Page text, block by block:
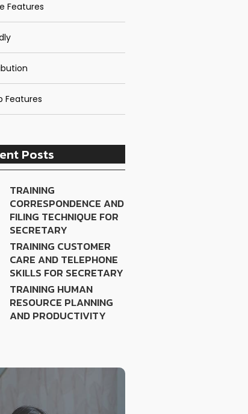
Features
Features
Posts
TRAINING
CORRESPONDENCE AND
FILING TECHNIQUE FOR
SECRETARY
TRAINING CUSTOMER
CARE AND TELEPHONE
SKILLS FOR SECRETARY
TRAINING HUMAN
RESOURCE PLANNING
AND PRODUCTIVITY